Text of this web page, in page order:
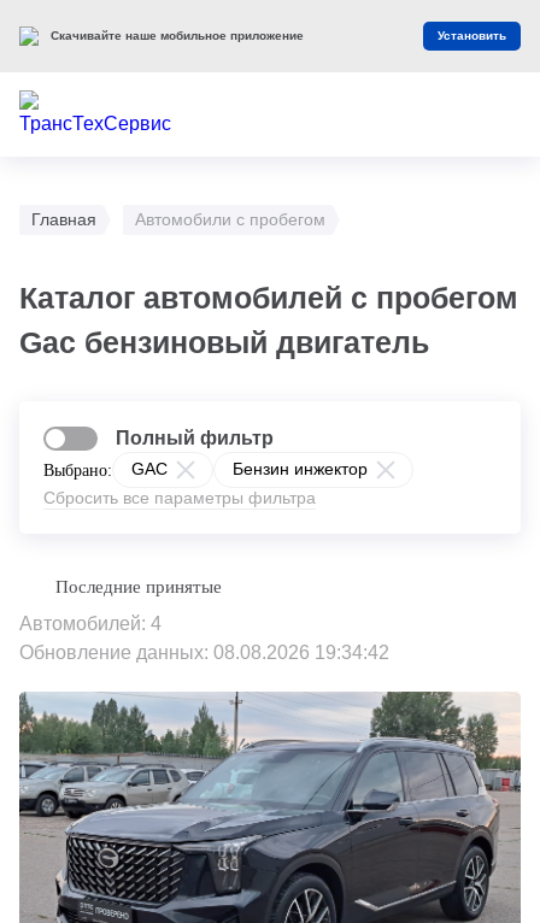
Главная Автомобили с пробегом
Каталог автомобилей с пробегом
Gac бензиновый двигатель
Выбрано: GAC
Бензин инжектор
Сбросить все параметры фильтра
Полный фильтр
Автомобилей: 4
Обновление данных: 08.08.2026 19:34:42
Скачивайте наше мобильное приложение Установить